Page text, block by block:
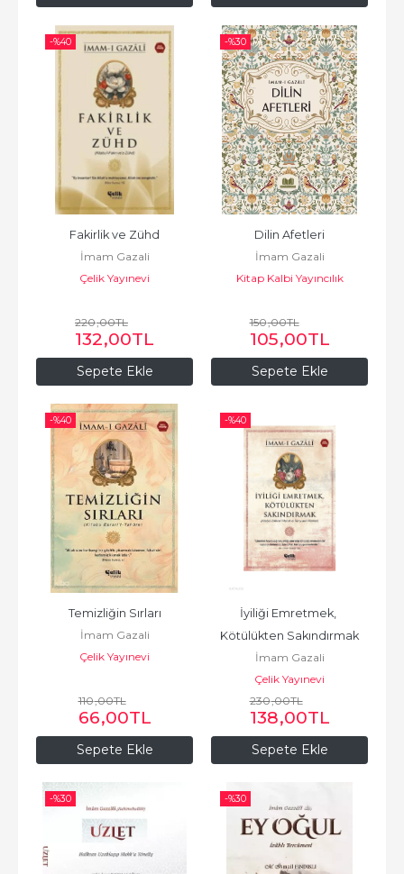
-%40
Sepete Ekle
Fakirlik ve Zühd
İmam Gazali
Çelik Yayınevi
220,00TL
132,00TL
-%30
Sepete Ekle
Dilin Afetleri
İmam Gazali
Kitap Kalbi Yayıncılık
150,00TL
105,00TL
-%40
Sepete Ekle
Temizliğin Sırları
İmam Gazali
Çelik Yayınevi
110,00TL
66,00TL
-%40
Sepete Ekle
İyiliği Emretmek,
Kötülükten Sakındırmak
İmam Gazali
Çelik Yayınevi
230,00TL
138,00TL
-%30 -%30